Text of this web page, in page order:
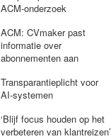
ACM-onderzoek
ACM: CVmaker past
informatie over
abonnementen aan
Transparantieplicht voor
AI-systemen
‘Blijf focus houden op het
verbeteren van klantreizen’